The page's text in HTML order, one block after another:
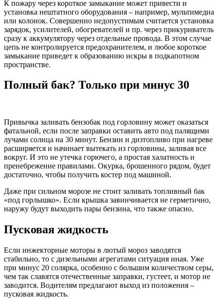
К пожару через короткое замыкание может привести и
установка нештатного оборудования – например, мультимедиа
или колонок. Совершенно недопустимым считается установка
зарядок, усилителей, обогревателей и пр. через прикуриватель
сразу к аккумулятору через отдельные провода. В этом случае
цепь не контролируется предохранителем, и любое короткое
замыкание приведет к образованию искры в подкапотном
пространстве.
Полный бак? Только при минус 30
Привычка заливать бензобак под горловину может оказаться
фатальной, если после заправки оставить авто под палящими
лучами солнца на 30 минут. Бензин и дизтопливо при нагреве
расширяется и начинает вытекать из горловины, заливая все
вокруг. И это не утечка горючего, а простая халатность и
пренебрежение правилами. Окурка, брошенного рядом, будет
достаточно, чтобы получить костер под машиной.
Даже при сильном морозе не стоит заливать топливный бак
«под горлышко». Если крышка завинчивается не герметично,
наружу будут выходить пары бензина, что также опасно.
Пусковая жидкость
Если инжекторные моторы в лютый мороз заводятся
стабильно, то с дизельными агрегатами ситуация иная. Уже
при минус 20 солярка, особенно с большим количеством серы,
чем так славятся отечественные заправки, густеет, и мотор не
заводится. Водителям предлагают выход из положения –
пусковая жидкость.